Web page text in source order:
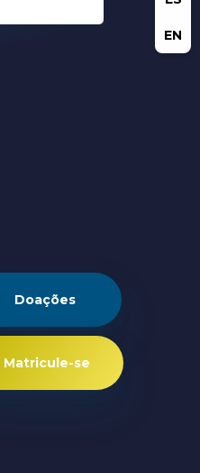
EN
Doações
Matricule-se